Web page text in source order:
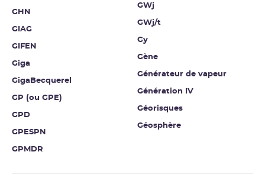
GHN
GIAG
GIFEN
Giga
GigaBecquerel
GP (ou GPE)
GPD
GPESPN
GPMDR
GWj
GWj/t
Gy
Gène
Générateur de vapeur
Génération IV
Géorisques
Géosphère